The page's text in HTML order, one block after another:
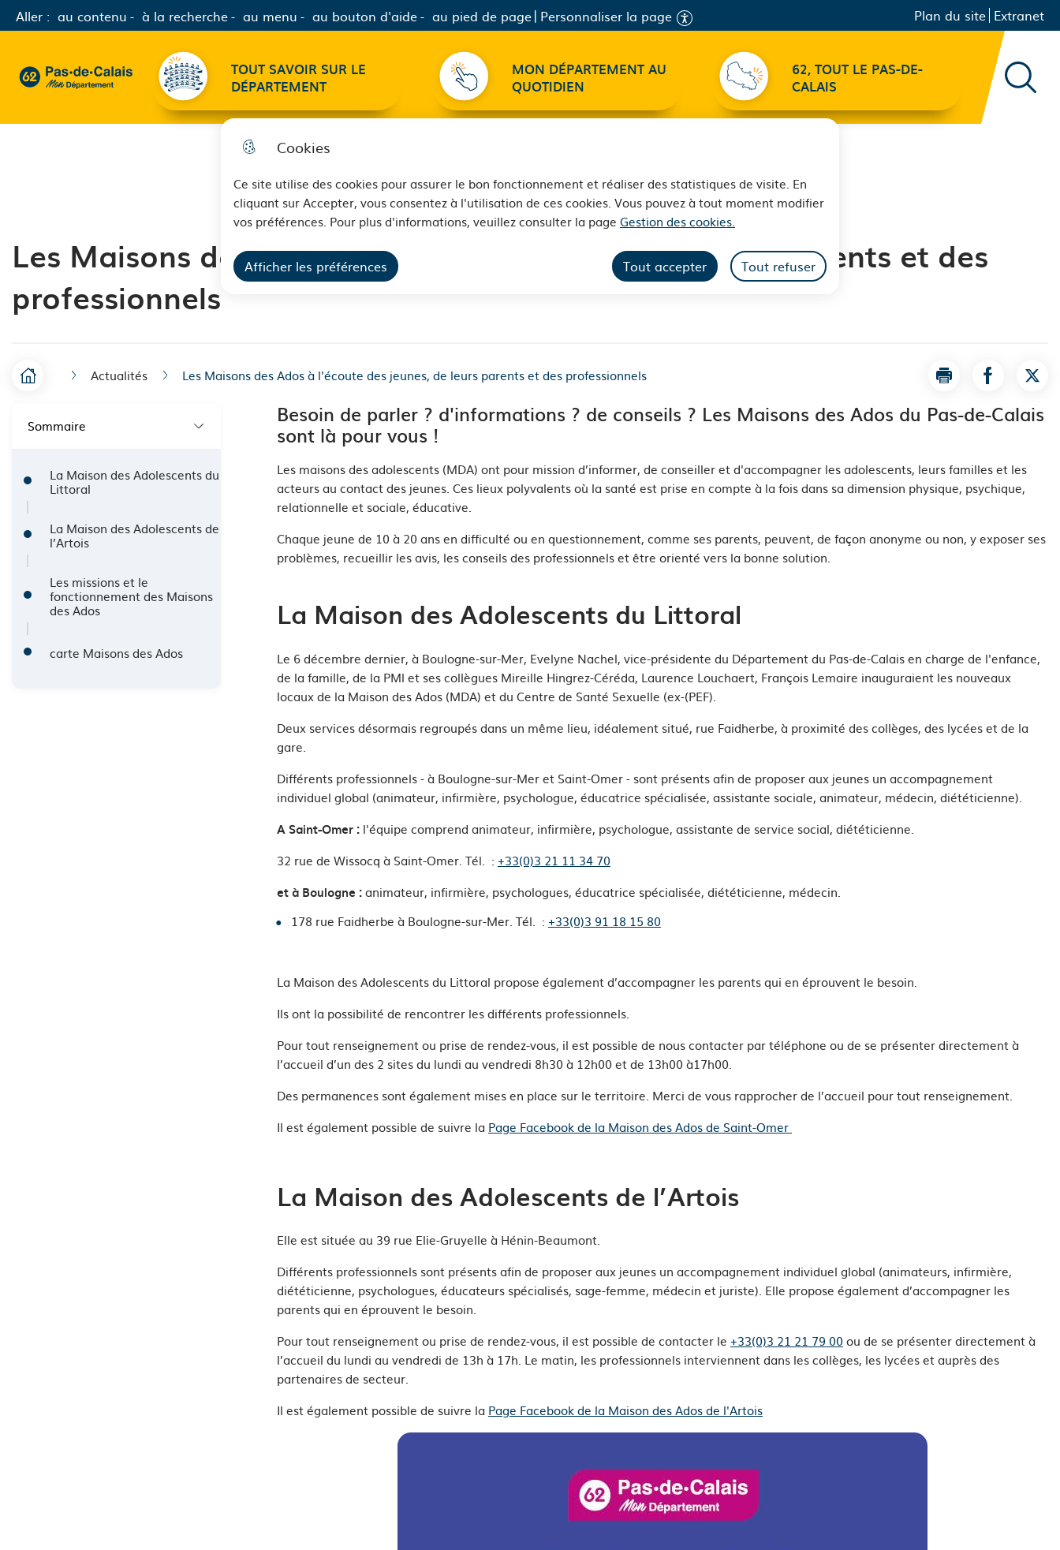
Cookies
Ce site utilise des cookies pour assurer le bon fonctionnement et réaliser des statistiques de visite. En
cliquant sur Accepter, vous consentez à l'utilisation de ces cookies. Vous pouvez à tout moment modifier
vos préférences. Pour plus d'informations, veuillez consulter la page Gestion des cookies.
Afficher les préférences Tout accepter Tout refuser
Aller : au contenu à la recherche au menu au bouton d'aide au pied de page Personnaliser la page Menu principal
Navigation
secondaire
Plan du site Extranet
62 - Pas-de-Calais Mon Département - Retour à l'accueil
Menu principal
TOUT SAVOIR SUR LE
DÉPARTEMENT
MON DÉPARTEMENT AU
QUOTIDIEN
62, TOUT LE PAS-DE-
CALAIS
Les Maisons des Ados à l'écoute des jeunes, de leurs parents et des
professionnels
F
d
A
a
n
Accueil Actualités Les Maisons des Ados à l'écoute des jeunes, de leurs parents et des professionnels Imprimer la page
Partager la
Sommaire
La Maison des Adolescents du
Littoral
La Maison des Adolescents de
l’Artois
Les missions et le
fonctionnement des Maisons
des Ados
carte Maisons des Ados
Besoin de parler ? d'informations ? de conseils ? Les Maisons des Ados du Pas-de-Calais
sont là pour vous !
Les maisons des adolescents (MDA) ont pour mission d’informer, de conseiller et d'accompagner les adolescents, leurs familles et les
acteurs au contact des jeunes. Ces lieux polyvalents où la santé est prise en compte à la fois dans sa dimension physique, psychique,
relationnelle et sociale, éducative.
Chaque jeune de 10 à 20 ans en difficulté ou en questionnement, comme ses parents, peuvent, de façon anonyme ou non, y exposer ses
problèmes, recueillir les avis, les conseils des professionnels et être orienté vers la bonne solution.
La Maison des Adolescents du Littoral
Le 6 décembre dernier, à Boulogne-sur-Mer, Evelyne Nachel, vice-présidente du Département du Pas-de-Calais en charge de l'enfance,
de la famille, de la PMl et ses collègues Mireille Hingrez-Céréda, Laurence Louchaert, François Lemaire inauguraient les nouveaux
locaux de la Maison des Ados (MDA) et du Centre de Santé Sexuelle (ex-(PEF).
Deux services désormais regroupés dans un même lieu, idéalement situé, rue Faidherbe, à proximité des collèges, des lycées et de la
gare.
Différents professionnels - à Boulogne-sur-Mer et Saint-Omer - sont présents afin de proposer aux jeunes un accompagnement
individuel global (animateur, infirmière, psychologue, éducatrice spécialisée, assistante sociale, animateur, médecin, diététicienne).
A Saint-Omer : l'équipe comprend animateur, infirmière, psychologue, assistante de service social, diététicienne.
32 rue de Wissocq à Saint-Omer. Tél. : +33(0)3 21 11 34 70
et à Boulogne :animateur, infirmière, psychologues, éducatrice spécialisée, diététicienne, médecin.
178 rue Faidherbe à Boulogne-sur-Mer. Tél. : +33(0)3 91 18 15 80
La Maison des Adolescents du Littoral propose également d’accompagner les parents qui en éprouvent le besoin.
Ils ont la possibilité de rencontrer les différents professionnels.
Pour tout renseignement ou prise de rendez-vous, il est possible de nous contacter par téléphone ou de se présenter directement à
l’accueil d’un des 2 sites du lundi au vendredi 8h30 à 12h00 et de 13h00 à17h00.
Des permanences sont également mises en place sur le territoire. Merci de vous rapprocher de l’accueil pour tout renseignement.
Il est également possible de suivre la Page Facebook de la Maison des Ados de Saint-Omer
La Maison des Adolescents de l’Artois
Elle est située au 39 rue Elie-Gruyelle à Hénin-Beaumont.
Différents professionnels sont présents afin de proposer aux jeunes un accompagnement individuel global (animateurs, infirmière,
diététicienne, psychologues, éducateurs spécialisés, sage-femme, médecin et juriste). Elle propose également d’accompagner les
parents qui en éprouvent le besoin.
Pour tout renseignement ou prise de rendez-vous, il est possible de contacter le +33(0)3 21 21 79 00ou de se présenter directement à
l’accueil du lundi au vendredi de 13h à 17h. Le matin, les professionnels interviennent dans les collèges, les lycées et auprès des
partenaires de secteur.
Il est également possible de suivre la Page Facebook de la Maison des Ados de l'Artois